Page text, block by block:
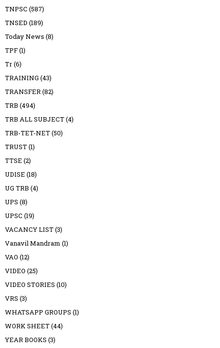
TNPSC (587)
TNSED (189)
Today News (8)
TPF(1)
Tr(6)
TRAINING (43)
TRANSFER(82)
TRB (494)
TRB ALL SUBJECT(4)
TRB-TET-NET(50)
TRUST(1)
TTSE (2)
UDISE (18)
UG TRB (4)
UPS (8)
UPSC (19)
VACANCY LIST(3)
Vanavil Mandram (1)
VAO (12)
VIDEO (25)
VIDEO STORIES (10)
VRS (3)
WHATSAPP GROUPS (1)
WORK SHEET(44)
YEAR BOOKS (3)